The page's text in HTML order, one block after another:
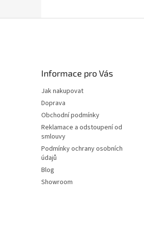
Informace pro Vás
Jak nakupovat
Doprava
Obchodní podmínky
Reklamace a odstoupení od
smlouvy
Podmínky ochrany osobních
údajů
Blog
Showroom